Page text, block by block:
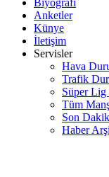
Biyografi
Anketler
Künye
İletişim
Servisler
Hava
Trafik
Süper Lig
Tüm
Son
Haber